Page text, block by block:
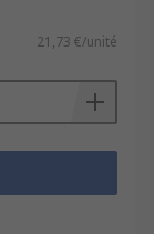
21,73 €/unité